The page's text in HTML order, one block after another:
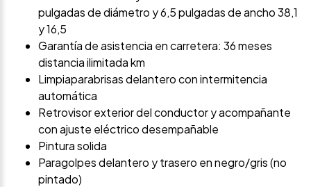
pulgadas de diámetro y 6,5 pulgadas de ancho 38,1
y 16,5
Garantía de asistencia en carretera: 36 meses
distancia ilimitada km
Limpiaparabrisas delantero con intermitencia
automática
Retrovisor exterior del conductor y acompañante
con ajuste eléctrico desempañable
Pintura solida
Paragolpes delantero y trasero en negro/gris (no
pintado)